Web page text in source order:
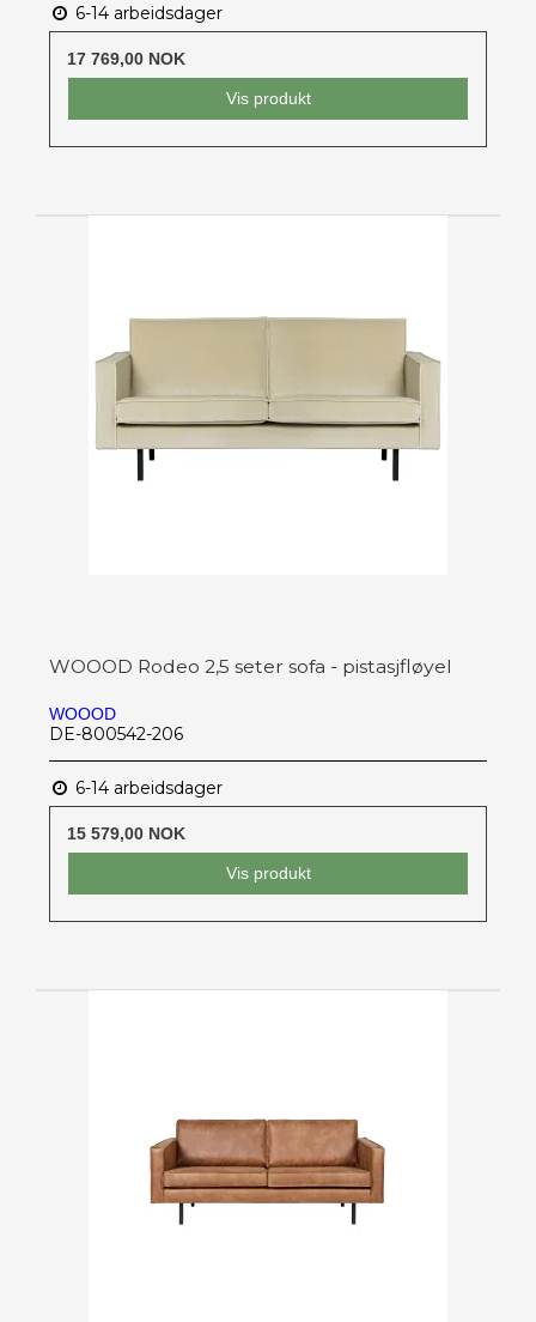
6-14 arbeidsdager
17 769,00 NOK
Vis produkt
WOOOD Rodeo 2,5 seter sofa - pistasjfløyel
WOOOD
DE-800542-206
6-14 arbeidsdager
15 579,00 NOK
Vis produkt